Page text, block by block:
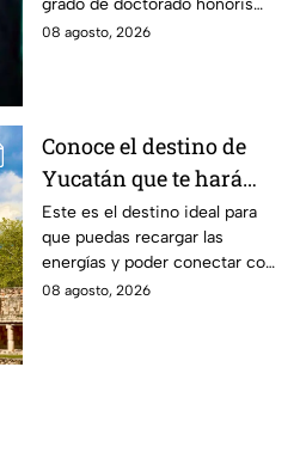
cazafantasmas recibió
grado de doctorado honoris
causa. El cazafantasmas será
08 agosto, 2026
Conoce el destino de
Yucatán que te hará
desconectarte de la
rutina
Este es el destino ideal para
que puedas recargar las
energías y poder conectar con
naturaleza.
08 agosto, 2026